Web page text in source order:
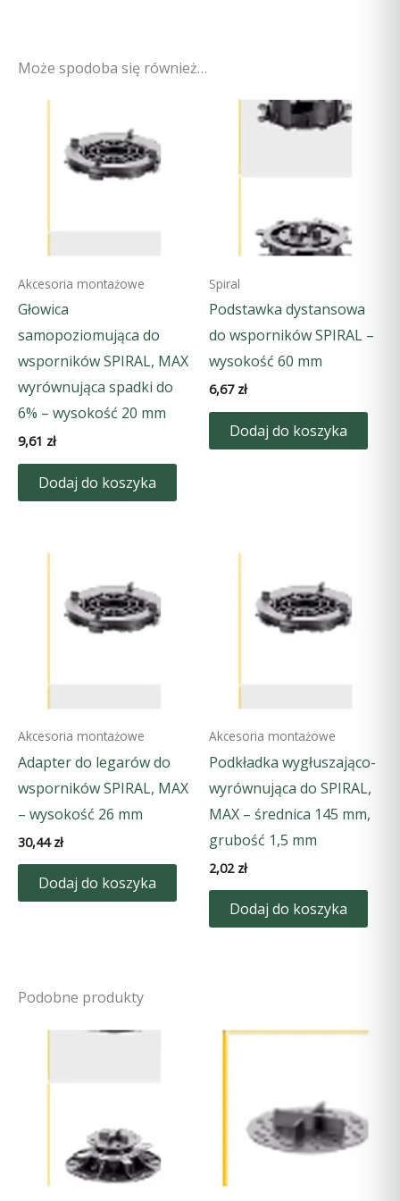
Może spodoba się również…
Akcesoria montażowe
Głowica
samopoziomująca do
wsporników SPIRAL, MAX
wyrównująca spadki do
6% – wysokość 20 mm
9,61 zł
Dodaj do koszyka
Spiral
Podstawka dystansowa
do wsporników SPIRAL –
wysokość 60 mm
6,67 zł
Dodaj do koszyka
Akcesoria montażowe
Adapter do legarów do
wsporników SPIRAL, MAX
– wysokość 26 mm
30,44zł
Dodaj do koszyka
Akcesoria montażowe
Podkładka wygłuszająco-
wyrównująca do SPIRAL,
MAX – średnica 145 mm,
grubość 1,5 mm
2,02 zł
Dodaj do koszyka
Podobne produkty